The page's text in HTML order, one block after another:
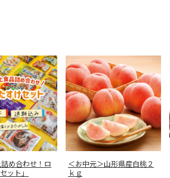
詰め合わせ！ロ
ット」
＜お中元＞山形県産白桃２
ｋｇ